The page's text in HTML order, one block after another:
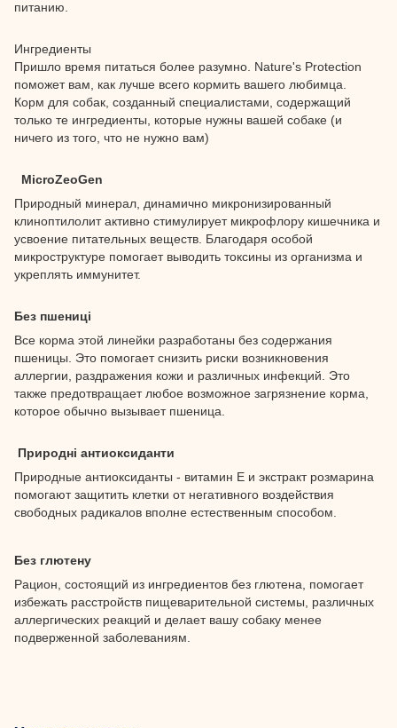
питанию.
Ингредиенты
Пришло время питаться более разумно. Nature's Protection
поможет вам, как лучше всего кормить вашего любимца.
Корм для собак, созданный специалистами, содержащий
только те ингредиенты, которые нужны вашей собаке (и
ничего из того, что не нужно вам)
MicroZeoGen
Природный минерал, динамично микронизированный
клиноптилолит активно стимулирует микрофлору кишечника и
усвоение питательных веществ. Благодаря особой
микроструктуре помогает выводить токсины из организма и
укреплять иммунитет.
Без пшениці
Все корма этой линейки разработаны без содержания
пшеницы. Это помогает снизить риски возникновения
аллергии, раздражения кожи и различных инфекций. Это
также предотвращает любое возможное загрязнение корма,
которое обычно вызывает пшеница.
Природні антиоксиданти
Природные антиоксиданты - витамин Е и экстракт розмарина
помогают защитить клетки от негативного воздействия
свободных радикалов вполне естественным способом.
Без глютену
Рацион, состоящий из ингредиентов без глютена, помогает
избежать расстройств пищеварительной системы, различных
аллергических реакций и делает вашу собаку менее
подверженной заболеваниям.